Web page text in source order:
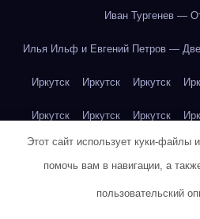
Иван Тургенев —
Илья Ильф и Евгений Петров —
Иркутск Иркутск Иркутск
Иркутск Иркутск Иркутск
Иркутск Иркутск Иркутск
Этот сайт использует куки-файлы
помочь вам в навигации, а
пользовательский